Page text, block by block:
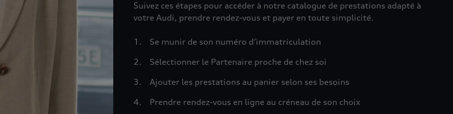
Suivez ces étapes pour accéder à notre catalogue de prestations adapté à
votre Audi, prendre rendez-vous et payer en toute simplicité.
Se munir de son numéro d’immatriculation
Sélectionner le Partenaire proche de chez soi
Ajouter les prestations au panier selon ses besoins
Prendre rendez-vous en ligne au créneau de son choix